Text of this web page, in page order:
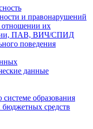
и правонарушений
отношении их
ПАВ, ВИЧ/СПИД
поведения
данные
образования
средств